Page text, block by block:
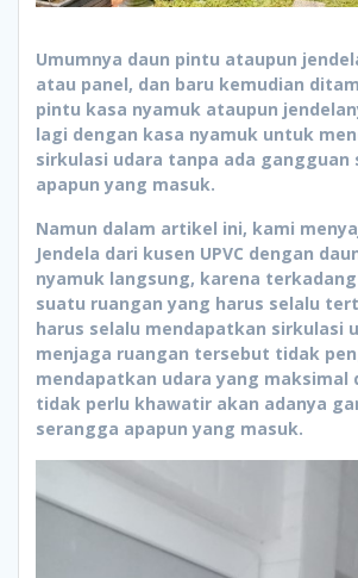
Umumnya daun pintu ataupun
atau panel, dan baru kemudian
pintu kasa nyamuk ataupun
lagi dengan kasa nyamuk untuk
sirkulasi udara tanpa ada gangguan
apapun yang masuk.
Namun dalam artikel ini, kami
Jendela dari kusen UPVC dengan
nyamuk langsung, karena
suatu ruangan yang harus selalu
harus selalu mendapatkan sirkulasi
menjaga ruangan tersebut tidak
mendapatkan udara yang maksimal
tidak perlu khawatir akan adanya
serangga apapun yang masuk.